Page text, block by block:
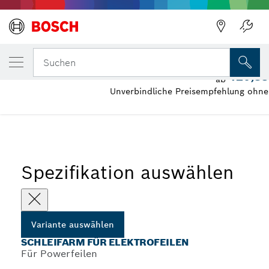
Suchen
Schleifarme für Elektrofeilen
Spezifikation auswählen
Variante auswählen
SCHLEIFARM FÜR ELEKTROFEILEN
Für Powerfeilen
DEINE AUSGEWÄHLTE VARIANTE
Schleifarm für Elektrofeilen
ab
Unverbindliche Preisempfehlung